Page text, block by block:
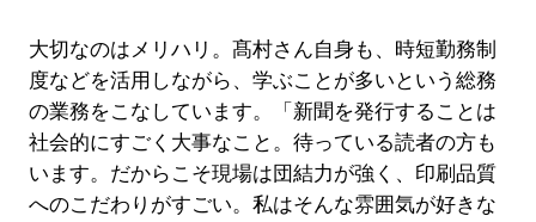
大切なのはメリハリ。髙村さん自身も、時短勤務制
度などを活用しながら、学ぶことが多いという総務
の業務をこなしています。「新聞を発行することは
社会的にすごく大事なこと。待っている読者の方も
います。だからこそ現場は団結力が強く、印刷品質
へのこだわりがすごい。私はそんな雰囲気が好きな